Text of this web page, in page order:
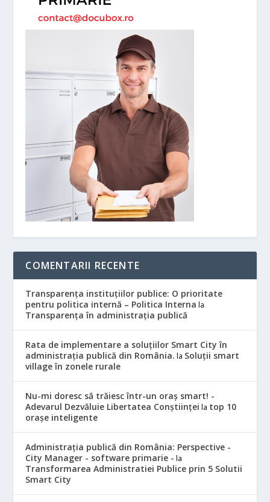
COMENTARII RECENTE
Transparența instituțiilor publice: O prioritate
pentru politica internă – Politica Interna la
Transparența în administrația publică
Rata de implementare a soluțiilor Smart City în
administrația publică din România. la Soluții smart
village în zonele rurale
Nu-mi doresc să trăiesc într-un oraș smart! -
Adevarul Dezvăluie Libertatea Conștiinței la top 10
orașe inteligente
Administrația publică din România: Perspective -
City Manager - software primarie - la
Transformarea Administratiei Publice prin 5 Solutii
Smart City